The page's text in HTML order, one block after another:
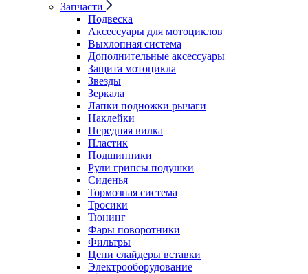
Запчасти
Подвеска
Аксессуары для мотоциклов
Выхлопная система
Дополнительные аксессуары
Защита мотоцикла
Звезды
Зеркала
Лапки подножки рычаги
Наклейки
Передняя вилка
Пластик
Подшипники
Рули грипсы подушки
Сиденья
Тормозная система
Тросики
Тюнинг
Фары поворотники
Фильтры
Цепи слайдеры вставки
Электрооборудование